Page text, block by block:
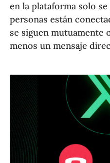
en la plataforma solo
personas están
se siguen mutuamente
menos un mensaje